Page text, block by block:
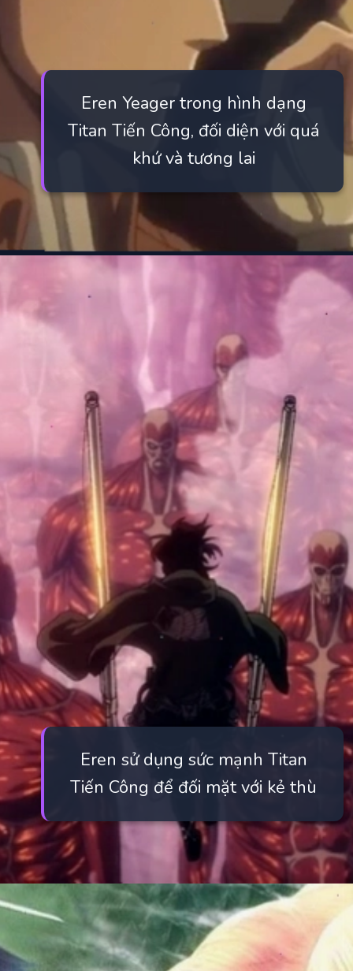
Eren Yeager trong hình dạng
Titan Tiến Công, đối diện với quá
khứ và tương lai
Eren sử dụng sức mạnh Titan
Tiến Công để đối mặt với kẻ thù